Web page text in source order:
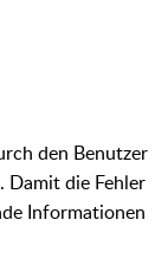
den Benutzer
Damit die Fehler
Informationen